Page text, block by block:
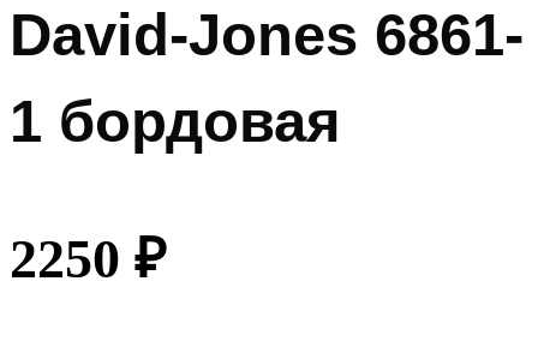
David-Jones 6861-
1 бордовая
2250 ₽